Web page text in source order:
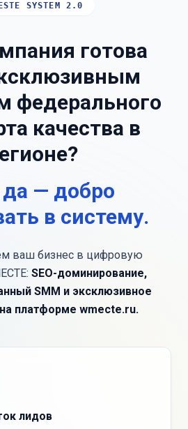
SYSTEM 2.0
готова
федерального
качества в
да — добро
в систему.
ваш бизнес в цифровую
SEO-доминирование,
SMM и эксклюзивное
платформе wmecte.ru.
лидов